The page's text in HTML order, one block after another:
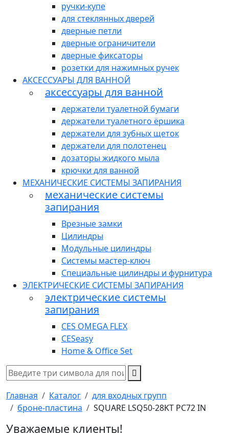
ручки-купе
для стеклянных дверей
дверные петли
дверные ограничители
дверные фиксаторы
розетки для нажимных ручек
АКСЕССУАРЫ ДЛЯ ВАННОЙ
аксессуары для ванной
держатели туалетной бумаги
держатели туалетного ёршика
держатели для зубных щеток
держатели для полотенец
дозаторы жидкого мыла
крючки для ванной
МЕХАНИЧЕСКИЕ СИСТЕМЫ ЗАПИРАНИЯ
механические системы
запирания
Врезные замки
Цилиндры
Модульные цилиндры
Системы мастер-ключ
Специальные цилиндры и фурнитура
ЭЛЕКТРИЧЕСКИЕ СИСТЕМЫ ЗАПИРАНИЯ
электрические системы
запирания
CES OMEGA FLEX
CESeasy
Home & Office Set
Главная Каталог
для входных групп
броне-пластина
SQUARE LSQ50-28KT PC72 IN
Уважаемые клиенты!